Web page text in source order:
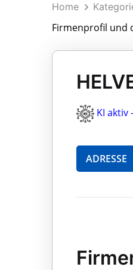
Home
Firmenprofil und
KI aktiv
ADRESSE